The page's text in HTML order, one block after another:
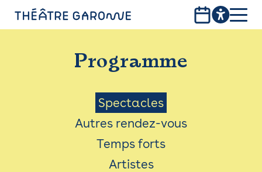
PROGRAMME
INFOS PRATIQUES
AVEC LES PUBLICS
ACCESSIBILITÉ
LES PRODUCTIONS
Programme
Menu
Saison
Spectacles
Autres rendez-vous
Temps forts
Artistes